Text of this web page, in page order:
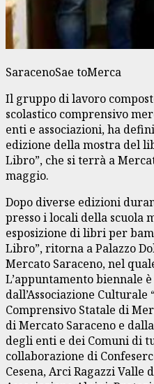
SaracenoSae toMerca
Il gruppo di lavoro
scolastico comprensivo
enti e associazioni, ha
edizione della mostra del
Libro”, che si terrà a
maggio.
Dopo diverse edizioni
presso i locali della scuola
esposizione di libri per
Libro”, ritorna a Palazzo
Mercato Saraceno, nel
L’appuntamento biennale
dall’Associazione
Comprensivo Statale di
di Mercato Saraceno e
degli enti e dei Comuni di
collaborazione di
Cesena, Arci Ragazzi Valle